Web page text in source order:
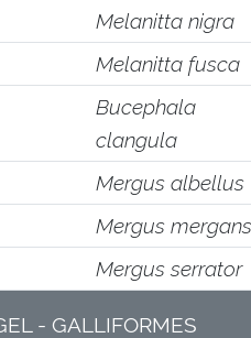
Melanitta nigra
Melanitta fusca
Bucephala
clangula
Mergus albellus
Mergus
Mergus serrator
- GALLIFORMES